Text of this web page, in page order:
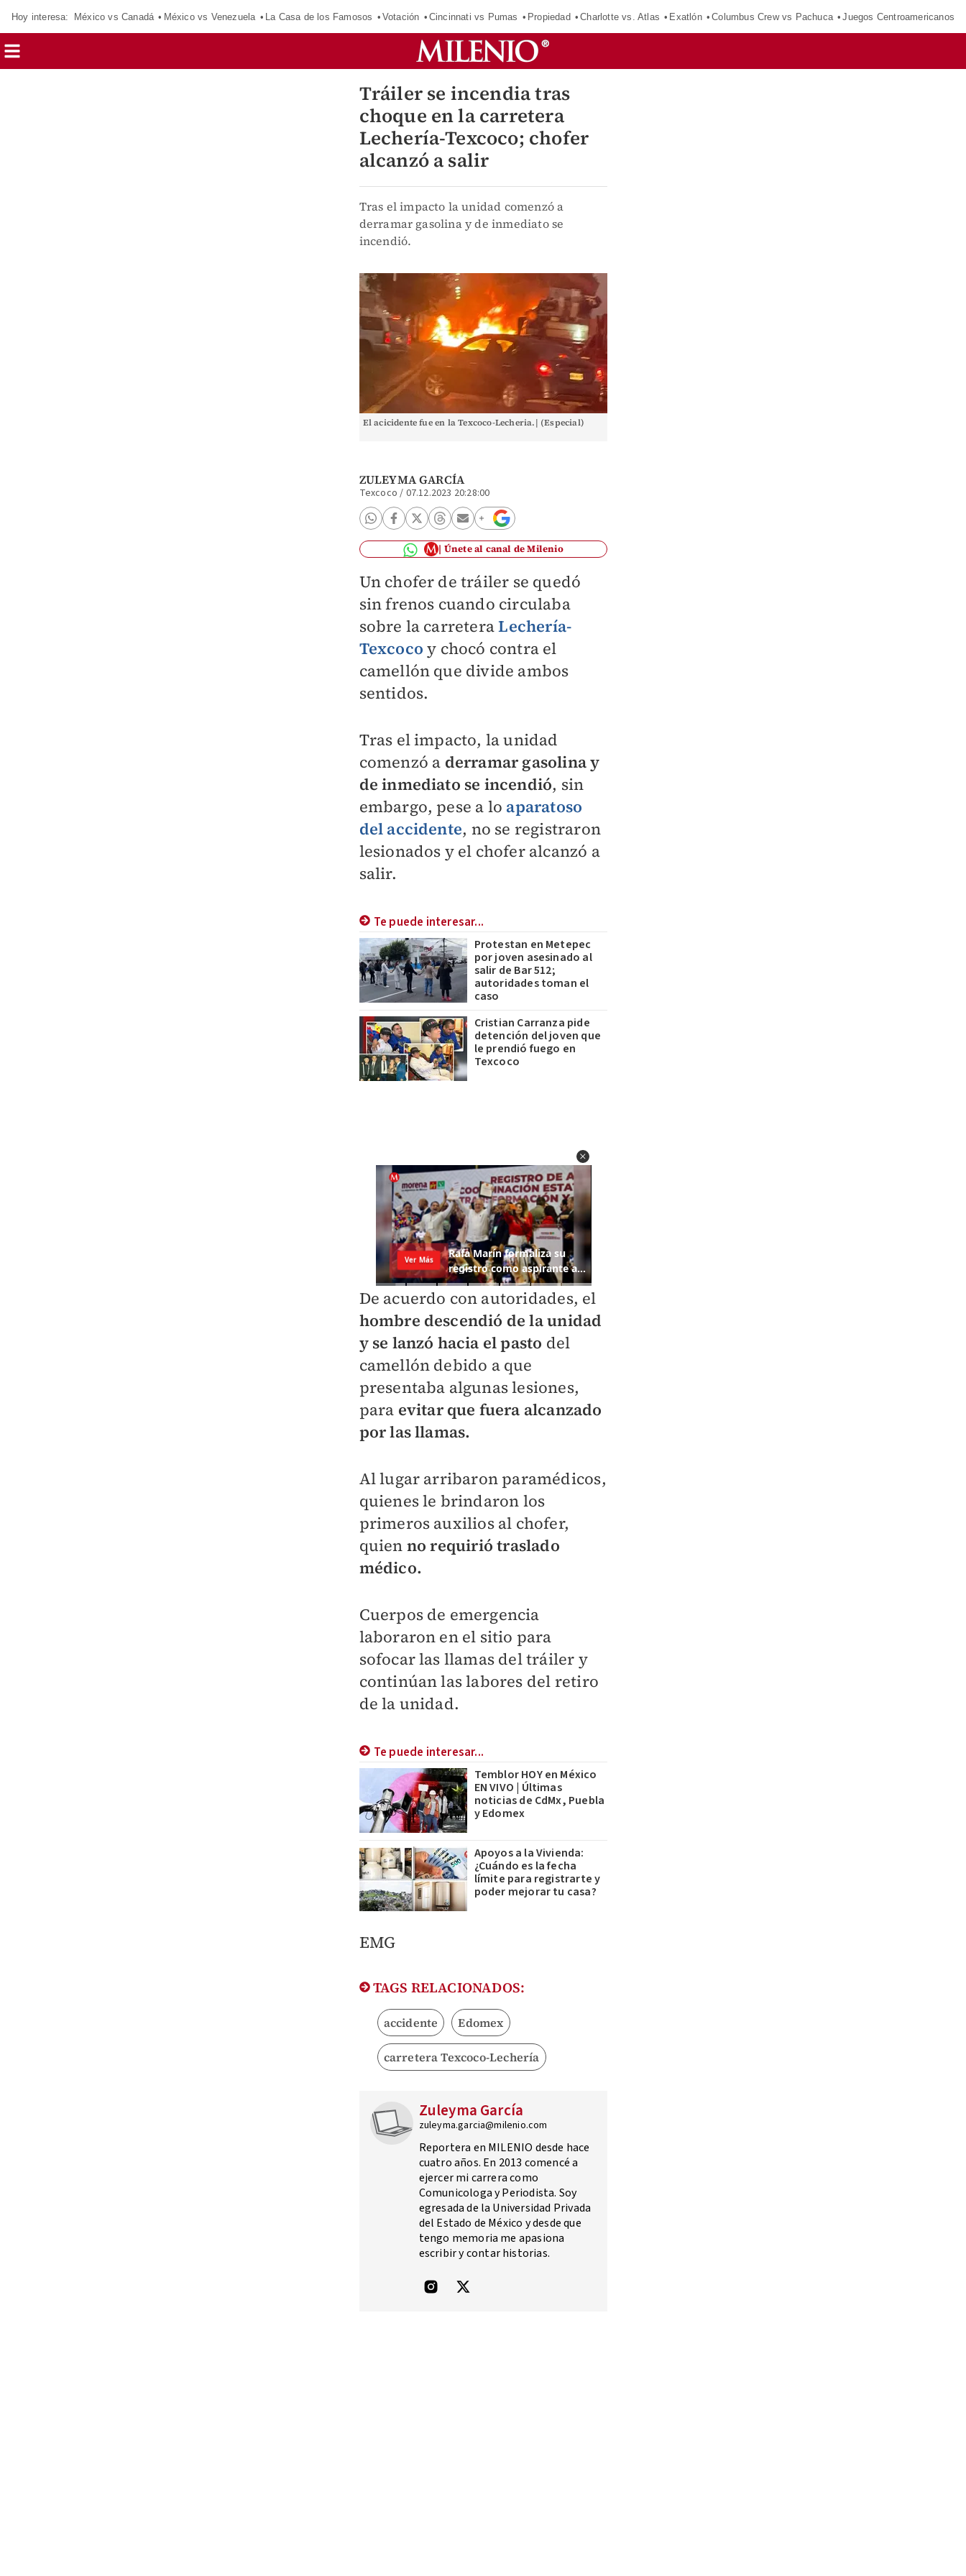
Hoy interesa: México vs Canadá México vs Venezuela La Casa de los Famosos Votación Cincinnati vs Pumas Propiedad Charlotte vs. Atlas Exatlón Columbus Crew vs Pachuca Juegos Centroamericanos
Tráiler se incendia tras
choque en la carretera
Lechería-Texcoco; chofer
alcanzó a salir
Tras el impacto la unidad comenzó a
derramar gasolina y de inmediato se
incendió.
El acicidente fue en la Texcoco-Lecheria.| (Especial)
ZULEYMA GARCÍA
Texcoco / 07.12.2023 20:28:00
Únete al canal de Milenio
Un chofer de tráiler se quedó
sin frenos cuando circulaba
sobre la carreteraLechería-
Texcoco y chocó contra el
camellón que divide ambos
sentidos.
Tras el impacto, la unidad
comenzó a derramar gasolina y
de inmediato se incendió, sin
embargo, pese a lo aparatoso
del accidente, no se registraron
lesionados y el chofer alcanzó a
salir.
Te puede interesar...
Protestan en Metepec
por joven asesinado al
salir de Bar 512;
autoridades toman el
caso
Cristian Carranza pide
detención del joven que
le prendió fuego en
Texcoco
De acuerdo con autoridades, el
hombre descendió de la unidad
y se lanzó hacia el pasto del
camellón debido a que
presentaba algunas lesiones,
para evitar que fuera alcanzado
por las llamas.
Al lugar arribaron paramédicos,
quienes le brindaron los
primeros auxilios al chofer,
quien no requirió traslado
médico.
Cuerpos de emergencia
laboraron en el sitio para
sofocar las llamas del tráiler y
continúan las labores del retiro
de la unidad.
Te puede interesar...
Temblor HOY en México
EN VIVO | Últimas
noticias de CdMx, Puebla
y Edomex
Apoyos a la Vivienda:
¿Cuándo es la fecha
límite para registrarte y
poder mejorar tu casa?
EMG
TAGS RELACIONADOS:
accidente Edomex
carretera Texcoco-Lechería
Zuleyma García
zuleyma.garcia@milenio.com
Reportera en MILENIO desde hace
cuatro años. En 2013 comencé a
ejercer mi carrera como
Comunicologa y Periodista. Soy
egresada de la Universidad Privada
del Estado de México y desde que
tengo memoria me apasiona
escribir y contar historias.